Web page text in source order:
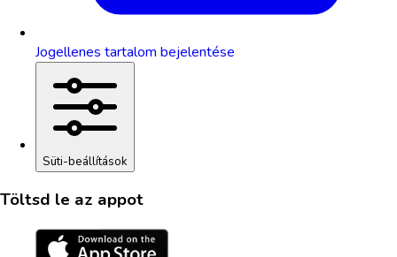
Jogellenes tartalom bejelentése
Süti-beállítások
Töltsd le az appot